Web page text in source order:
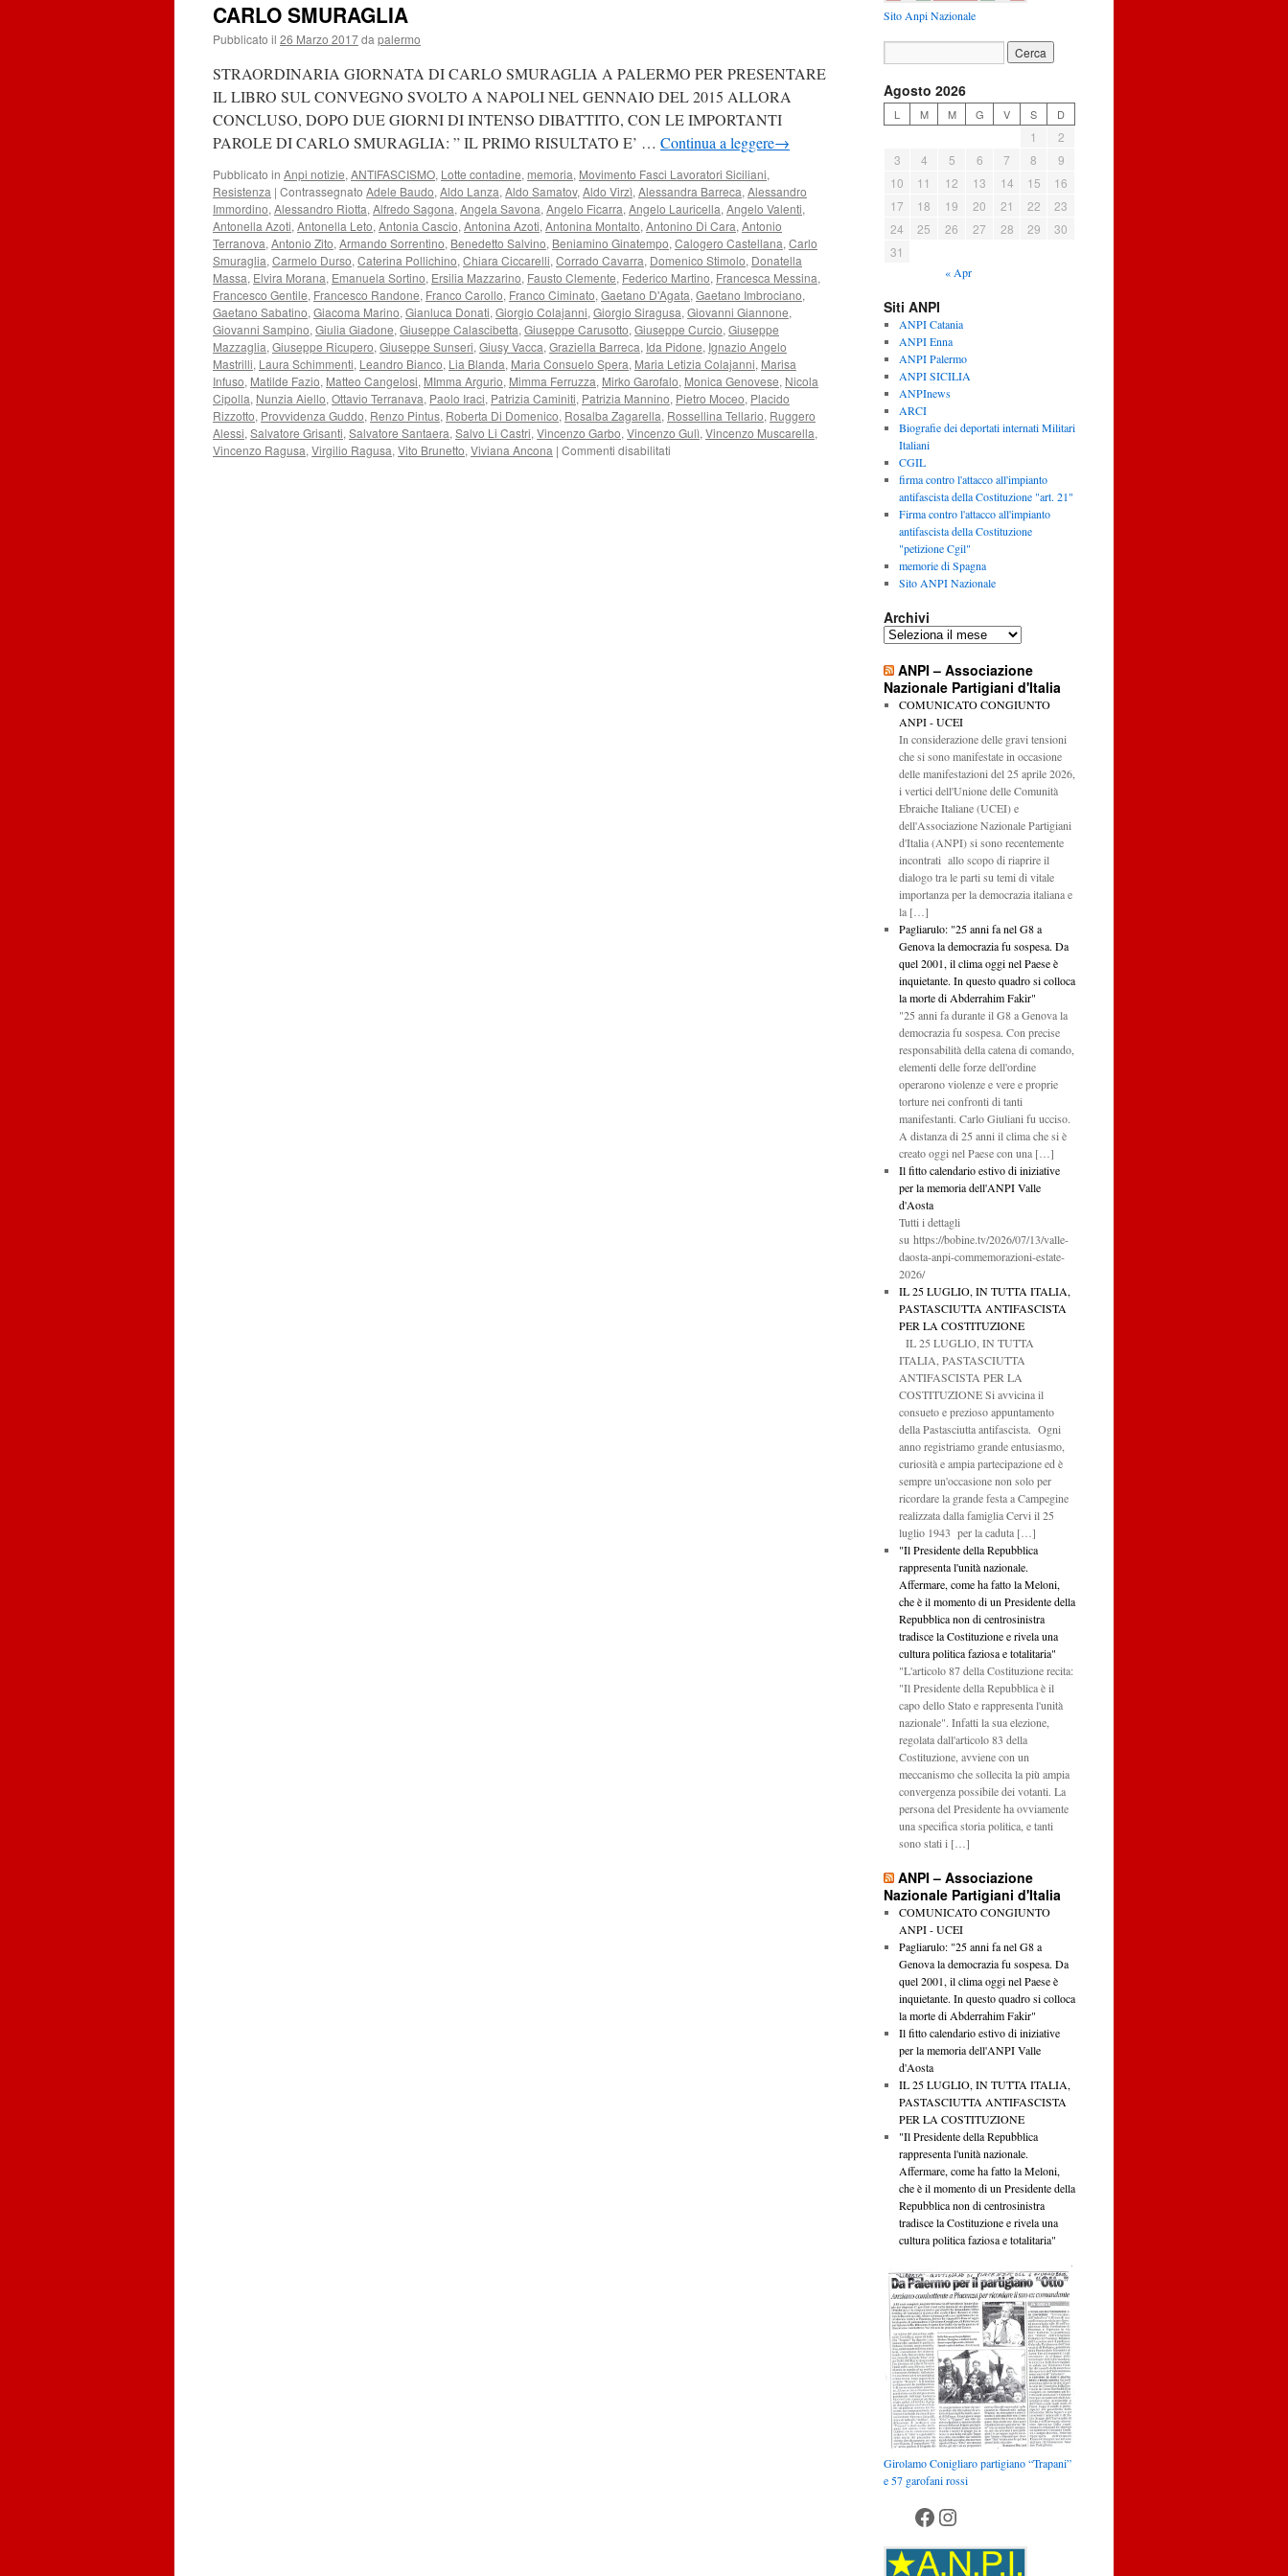
CARLO SMURAGLIA
Pubblicato il 26 Marzo 2017da palermo
STRAORDINARIA GIORNATA DI CARLO SMURAGLIA A PALERMO PER PRESENTARE
IL LIBRO SUL CONVEGNO SVOLTO A NAPOLI NEL GENNAIO DEL 2015 ALLORA
CONCLUSO, DOPO DUE GIORNI DI INTENSO DIBATTITO, CON LE IMPORTANTI
PAROLE DI CARLO SMURAGLIA: ” IL PRIMO RISULTATO E’ … Continua a leggere→
Pubblicato in Anpi notizie, ANTIFASCISMO, Lotte contadine, memoria, Movimento Fasci Lavoratori Siciliani,
Resistenza | Contrassegnato Adele Baudo, Aldo Lanza, Aldo Samatov, Aldo Virzì, Alessandra Barreca, Alessandro
Immordino, Alessandro Riotta, Alfredo Sagona, Angela Savona, Angelo Ficarra, Angelo Lauricella, Angelo Valenti,
Antonella Azoti, Antonella Leto, Antonia Cascio, Antonina Azoti, Antonina Montalto, Antonino Di Cara, Antonio
Terranova, Antonio Zito, Armando Sorrentino, Benedetto Salvino, Beniamino Ginatempo, Calogero Castellana, Carlo
Smuraglia, Carmelo Durso, Caterina Pollichino, Chiara Ciccarelli, Corrado Cavarra, Domenico Stimolo, Donatella
Massa, Elvira Morana, Emanuela Sortino, Ersilia Mazzarino, Fausto Clemente, Federico Martino, Francesca Messina,
Francesco Gentile, Francesco Randone, Franco Carollo, Franco Ciminato, Gaetano D'Agata, Gaetano Imbrociano,
Gaetano Sabatino, Giacoma Marino, Gianluca Donati, Giorgio Colajanni, Giorgio Siragusa, Giovanni Giannone,
Giovanni Sampino, Giulia Giadone, Giuseppe Calascibetta, Giuseppe Carusotto, Giuseppe Curcio, Giuseppe
Mazzaglia, Giuseppe Ricupero, Giuseppe Sunseri, Giusy Vacca, Graziella Barreca, Ida Pidone, Ignazio Angelo
Mastrilli, Laura Schimmenti, Leandro Bianco, Lia Blanda, Maria Consuelo Spera, Maria Letizia Colajanni, Marisa
Infuso, Matilde Fazio, Matteo Cangelosi, MImma Argurio, Mimma Ferruzza, Mirko Garofalo, Monica Genovese, Nicola
Cipolla, Nunzia Aiello, Ottavio Terranava, Paolo Iraci, Patrizia Caminiti, Patrizia Mannino, Pietro Moceo, Placido
Rizzotto, Provvidenza Guddo, Renzo Pintus, Roberta Di Domenico, Rosalba Zagarella, Rossellina Tellario, Ruggero
Alessi, Salvatore Grisanti, Salvatore Santaera, Salvo Li Castri, Vincenzo Garbo, Vincenzo Gulì, Vincenzo Muscarella,
Vincenzo Ragusa, Virgilio Ragusa, Vito Brunetto, Viviana Ancona | Commenti disabilitati
Sito Anpi Nazionale
Agosto 2026
L M M G V S D
1
2
3
4 5 6 7 8
9
10
11 12 13 14 15
16
17
18 19 20 21 22
23
24
25 26 27 28 29
30
31
« Apr
Siti ANPI
ANPI Catania
ANPI Enna
ANPI Palermo
ANPI SICILIA
ANPInews
ARCI
Biografie dei deportati internati Militari
Italiani
CGIL
firma contro l'attacco all'impianto
antifascista della Costituzione "art. 21"
Firma contro l'attacco all'impianto
antifascista della Costituzione
"petizione Cgil"
memorie di Spagna
Sito ANPI Nazionale
Archivi
Archivi
ANPI – Associazione
Nazionale Partigiani d'Italia
COMUNICATO CONGIUNTO
ANPI - UCEI
In considerazione delle gravi tensioni
che si sono manifestate in occasione
delle manifestazioni del 25 aprile 2026,
i vertici dell'Unione delle Comunità
Ebraiche Italiane (UCEI) e
dell'Associazione Nazionale Partigiani
d'Italia (ANPI) si sono recentemente
incontrati allo scopo di riaprire il
dialogo tra le parti su temi di vitale
importanza per la democrazia italiana e
la […]
Pagliarulo: "25 anni fa nel G8 a
Genova la democrazia fu sospesa. Da
quel 2001, il clima oggi nel Paese è
inquietante. In questo quadro si colloca
la morte di Abderrahim Fakir"
"25 anni fa durante il G8 a Genova la
democrazia fu sospesa. Con precise
responsabilità della catena di comando,
elementi delle forze dell'ordine
operarono violenze e vere e proprie
torture nei confronti di tanti
manifestanti. Carlo Giuliani fu ucciso.
A distanza di 25 anni il clima che si è
creato oggi nel Paese con una […]
Il fitto calendario estivo di iniziative
per la memoria dell'ANPI Valle
d'Aosta
Tutti i dettagli
su https://bobine.tv/2026/07/13/valle-
daosta-anpi-commemorazioni-estate-
2026/
IL 25 LUGLIO, IN TUTTA ITALIA,
PASTASCIUTTA ANTIFASCISTA
PER LA COSTITUZIONE
IL 25 LUGLIO, IN TUTTA
ITALIA, PASTASCIUTTA
ANTIFASCISTA PER LA
COSTITUZIONE Si avvicina il
consueto e prezioso appuntamento
della Pastasciutta antifascista. Ogni
anno registriamo grande entusiasmo,
curiosità e ampia partecipazione ed è
sempre un'occasione non solo per
ricordare la grande festa a Campegine
realizzata dalla famiglia Cervi il 25
luglio 1943 per la caduta […]
"Il Presidente della Repubblica
rappresenta l'unità nazionale.
Affermare, come ha fatto la Meloni,
che è il momento di un Presidente della
Repubblica non di centrosinistra
tradisce la Costituzione e rivela una
cultura politica faziosa e totalitaria"
"L'articolo 87 della Costituzione recita:
"Il Presidente della Repubblica è il
capo dello Stato e rappresenta l'unità
nazionale". Infatti la sua elezione,
regolata dall'articolo 83 della
Costituzione, avviene con un
meccanismo che sollecita la più ampia
convergenza possibile dei votanti. La
persona del Presidente ha ovviamente
una specifica storia politica, e tanti
sono stati i […]
ANPI – Associazione
Nazionale Partigiani d'Italia
COMUNICATO CONGIUNTO
ANPI - UCEI
Pagliarulo: "25 anni fa nel G8 a
Genova la democrazia fu sospesa. Da
quel 2001, il clima oggi nel Paese è
inquietante. In questo quadro si colloca
la morte di Abderrahim Fakir"
Il fitto calendario estivo di iniziative
per la memoria dell'ANPI Valle
d'Aosta
IL 25 LUGLIO, IN TUTTA ITALIA,
PASTASCIUTTA ANTIFASCISTA
PER LA COSTITUZIONE
"Il Presidente della Repubblica
rappresenta l'unità nazionale.
Affermare, come ha fatto la Meloni,
che è il momento di un Presidente della
Repubblica non di centrosinistra
tradisce la Costituzione e rivela una
cultura politica faziosa e totalitaria"
Girolamo Conigliaro partigiano “Trapani”
e 57 garofani rossi
Anpi Palermo
Anpi Palermo